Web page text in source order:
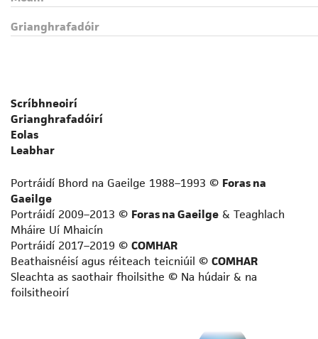
Eagarthóir
Fealsúnaí
File
Gramadóir
Iriseoir
Leabhrógaí
Léirmheastóir
Logainmneoir
Prós-scríbhneoir neamhfhicsin
Scríbhneoir acadúil
Scríbhneoir aistí
Scríbhneoir don aos óg
Scríbhneoir don raidió
Scríbhneoir eolaíochta
Grianghrafadóir
Scríbhneoirí
Grianghrafadóirí
Eolas
Leabhar
Portráidí Bhord na Gaeilge 1988–1993 © Foras na
Gaeilge
Portráidí 2009–2013 © Foras na Gaeilge & Teaghlach
Mháire Uí Mhaicín
Portráidí 2017–2019 © COMHAR
Beathaisnéisí agus réiteach teicniúil © COMHAR
Sleachta as saothair fhoilsithe © Na húdair & na
foilsitheoirí